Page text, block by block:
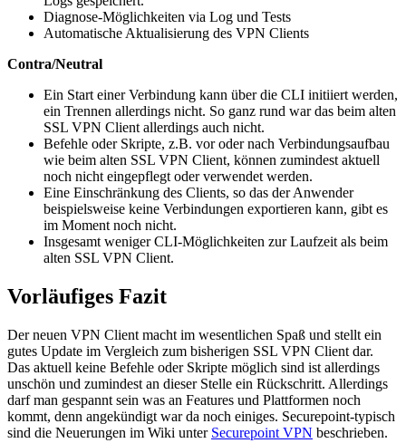
Diagnose-Möglichkeiten via Log und Tests
Automatische Aktualisierung des VPN Clients
Contra/Neutral
Ein Start einer Verbindung kann über die CLI initiiert werden,
ein Trennen allerdings nicht. So ganz rund war das beim alten
SSL VPN Client allerdings auch nicht.
Befehle oder Skripte, z.B. vor oder nach Verbindungsaufbau
wie beim alten SSL VPN Client, können zumindest aktuell
noch nicht eingepflegt oder verwendet werden.
Eine Einschränkung des Clients, so das der Anwender
beispielsweise keine Verbindungen exportieren kann, gibt es
im Moment noch nicht.
Insgesamt weniger CLI-Möglichkeiten zur Laufzeit als beim
alten SSL VPN Client.
Vorläufiges Fazit
Der neuen VPN Client macht im wesentlichen Spaß und stellt ein
gutes Update im Vergleich zum bisherigen SSL VPN Client dar.
Das aktuell keine Befehle oder Skripte möglich sind ist allerdings
unschön und zumindest an dieser Stelle ein Rückschritt. Allerdings
darf man gespannt sein was an Features und Plattformen noch
kommt, denn angekündigt war da noch einiges. Securepoint-typisch
sind die Neuerungen im Wiki unter Securepoint VPN beschrieben.